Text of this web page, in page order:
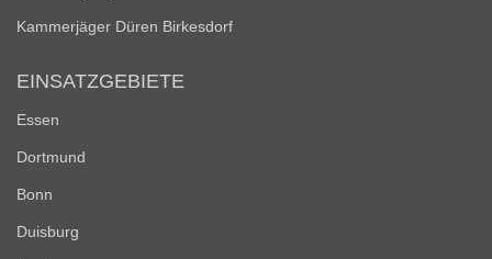
Kammerjäger Düren Birkesdorf
EINSATZGEBIETE
Essen
Dortmund
Bonn
Duisburg